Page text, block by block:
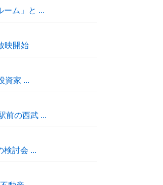
ーム」と ...
映開始
資家 ...
前の西武 ...
検討会 ...